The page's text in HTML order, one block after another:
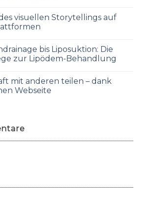
visuellen Storytellings auf
bis Liposuktion: Die
zur Lipödem-Behandlung
mit anderen teilen – dank
Webseite